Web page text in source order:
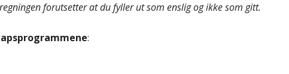
forutsetter at du fyller ut som enslig og ikke som gitt.
: